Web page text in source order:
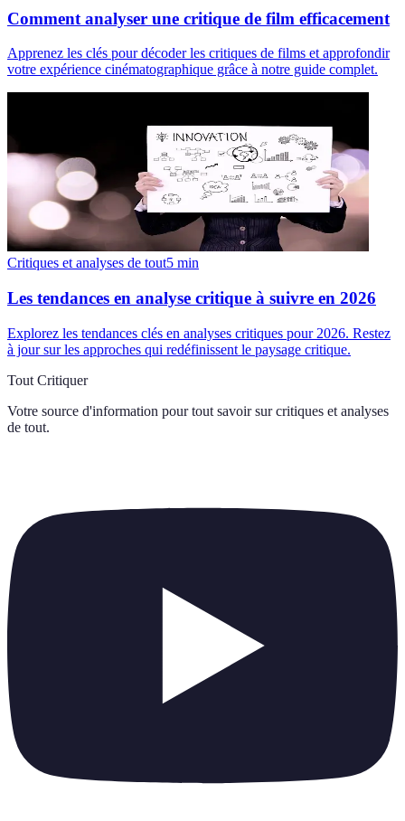
Comment analyser une critique de film efficacement
Apprenez les clés pour décoder les critiques de films et approfondir
votre expérience cinématographique grâce à notre guide complet.
Critiques et analyses de tout5 min
Les tendances en analyse critique à suivre en 2026
Explorez les tendances clés en analyses critiques pour 2026. Restez
à jour sur les approches qui redéfinissent le paysage critique.
Tout Critiquer
Votre source d'information pour tout savoir sur critiques et analyses
de tout.